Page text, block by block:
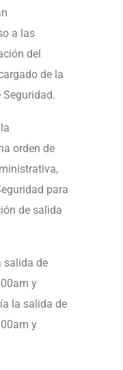
a las
del
de la
orden de
para
de salida
salida de
y
la salida de
y